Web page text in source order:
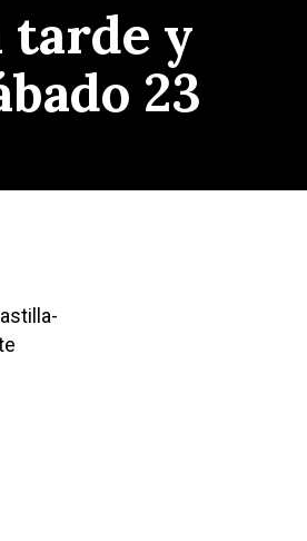
tarde y
23